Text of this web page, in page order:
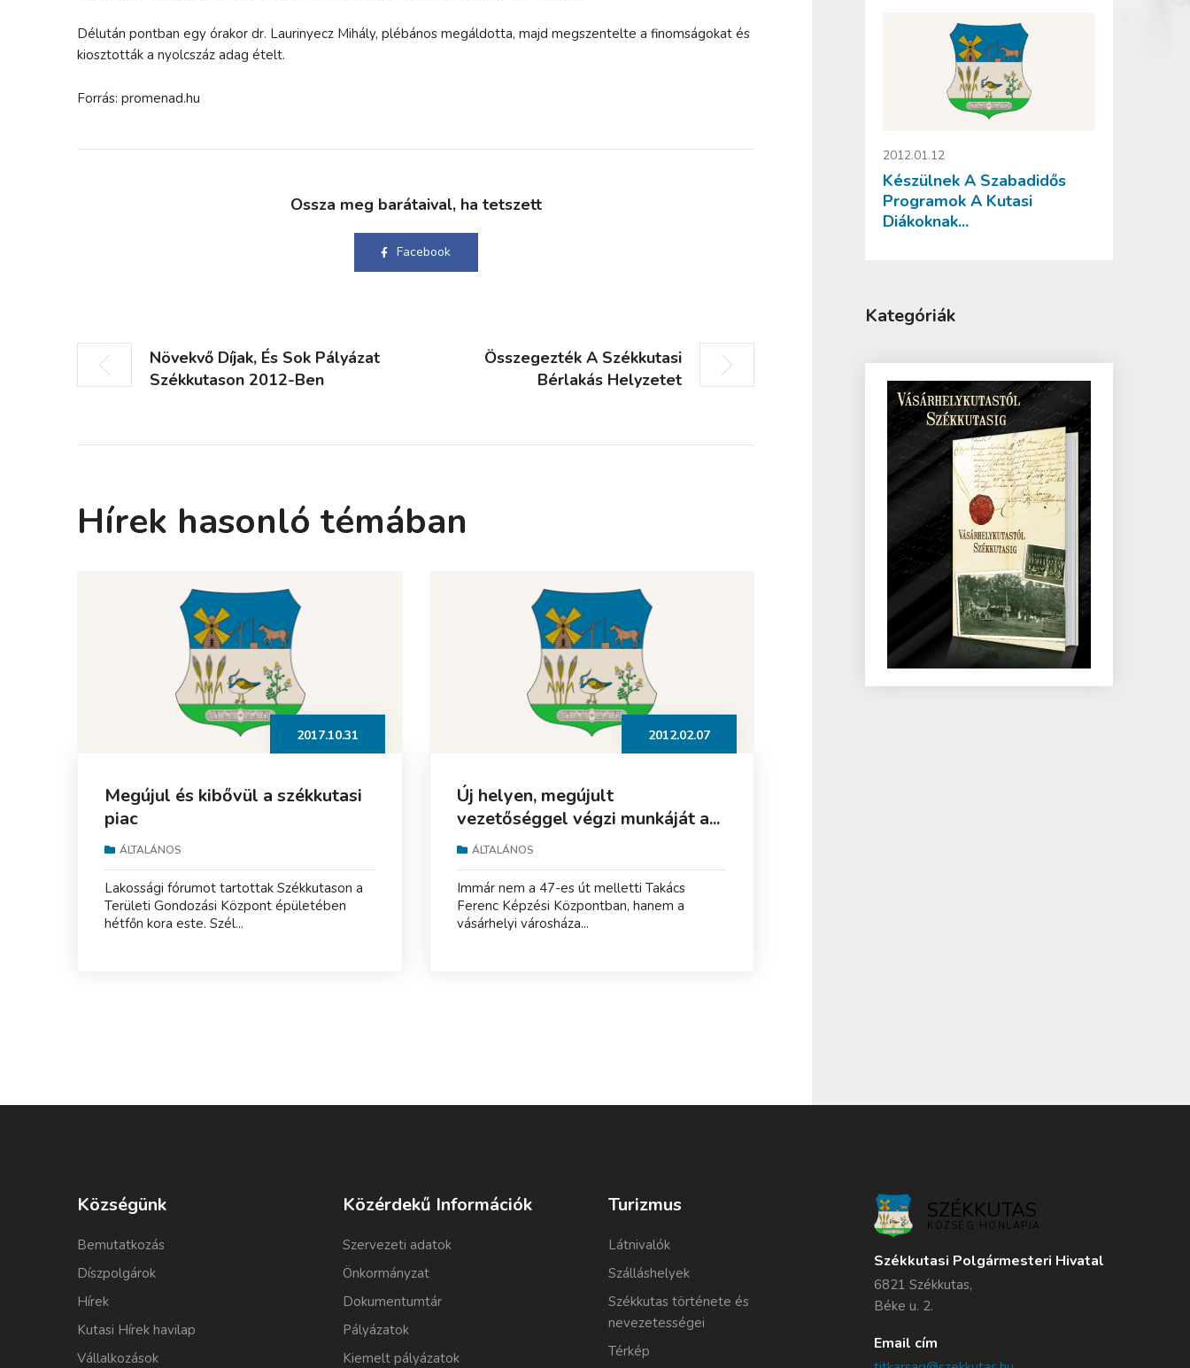
Délután pontban egy órakor dr. Laurinyecz Mihály, plébános megáldotta, majd megszentelte a finomságokat és
kiosztották a nyolcszáz adag ételt.
Forrás: promenad.hu
Ossza meg barátaival, ha tetszett
Facebook
Növekvő Díjak, És Sok Pályázat
Székkutason 2012-Ben
Összegezték A Székkutasi
Bérlakás Helyzetet
Hírek hasonló témában
2017.10.31
Megújul és kibővül a székkutasi
piac
ÁLTALÁNOS
Lakossági fórumot tartottak Székkutason a
Területi Gondozási Központ épületében
hétfőn kora este. Szél...
2012.02.07
Új helyen, megújult
vezetőséggel végzi munkáját a...
ÁLTALÁNOS
Immár nem a 47-es út melletti Takács
Ferenc Képzési Központban, hanem a
vásárhelyi városháza...
2012.01.12
Készülnek A Szabadidős
Programok A Kutasi
Diákoknak...
Kategóriák
Községünk
Bemutatkozás
Díszpolgárok
Hírek
Kutasi Hírek havilap
Vállalkozások
Közérdekű Információk
Szervezeti adatok
Önkormányzat
Dokumentumtár
Pályázatok
Kiemelt pályázatok
Turizmus
Látnivalók
Szálláshelyek
Székkutas története és
nevezetességei
Térkép
SZÉKKUTAS
KÖZSÉG HONLAPJA
Székkutasi Polgármesteri Hivatal
6821 Székkutas,
Béke u. 2.
Email cím